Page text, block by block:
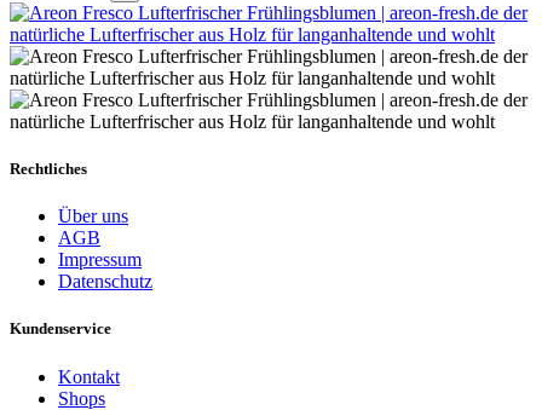
Rechtliches
Über uns
AGB
Impressum
Datenschutz
Kundenservice
Kontakt
Shops